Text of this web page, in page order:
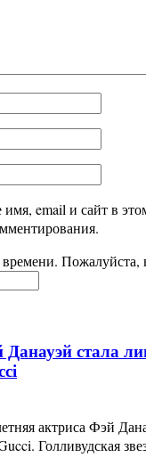
email и сайт в
Пожалуйста,
Данауэй стала
актриса Фэй
Голливудская